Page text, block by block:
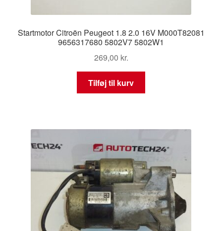
Startmotor Citroën Peugeot 1.8 2.0 16V M000T82081
9656317680 5802V7 5802W1
269,00 kr.
Tilføj til kurv